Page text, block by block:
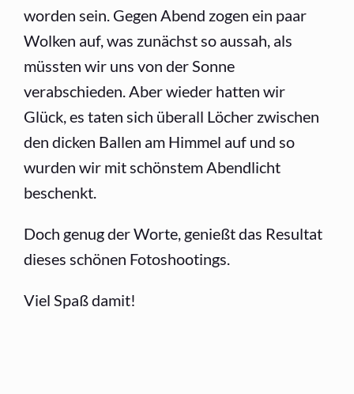
worden sein. Gegen Abend zogen ein paar
Wolken auf, was zunächst so aussah, als
müssten wir uns von der Sonne
verabschieden. Aber wieder hatten wir
Glück, es taten sich überall Löcher zwischen
den dicken Ballen am Himmel auf und so
wurden wir mit schönstem Abendlicht
beschenkt.
Doch genug der Worte, genießt das Resultat
dieses schönen Fotoshootings.
Viel Spaß damit!